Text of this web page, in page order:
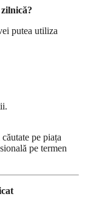
putea utiliza
pe piața
pe termen